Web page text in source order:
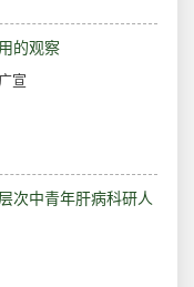
的观察
宣
次中青年肝病科研人